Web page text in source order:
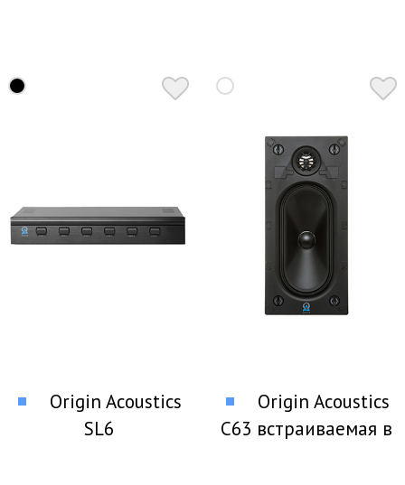
Origin Acoustics
SL6
Origin Acoustics
C63 встраиваемая в